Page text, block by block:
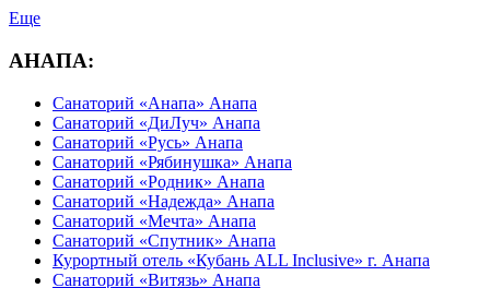
Еще
АНАПА:
Санаторий «Анапа» Анапа
Санаторий «ДиЛуч» Анапа
Санаторий «Русь» Анапа
Санаторий «Рябинушка» Анапа
Санаторий «Родник» Анапа
Санаторий «Надежда» Анапа
Санаторий «Мечта» Анапа
Санаторий «Спутник» Анапа
Курортный отель «Кубань ALL Inclusive» г. Анапа
Санаторий «Витязь» Анапа